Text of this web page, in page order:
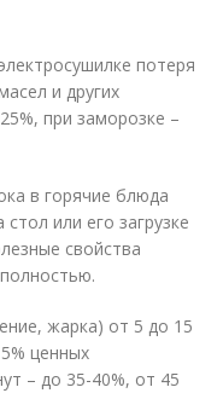
потеря
и других
при заморозке –
в горячие блюда
или его загрузке
свойства
жарка) от 5 до 15
ценных
– до 35-40%, от 45